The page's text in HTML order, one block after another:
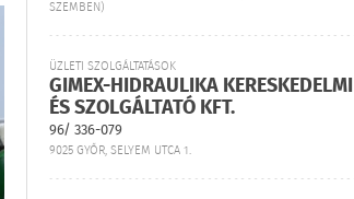
SZEMBEN)
ÜZLETI SZOLGÁLTATÁSOK
GIMEX-HIDRAULIKA KERESKEDELMI
ÉS SZOLGÁLTATÓ KFT.
96/ 336-079
9025 GYŐR, SELYEM UTCA 1.